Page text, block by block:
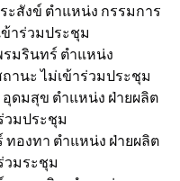
ระสังข์ ตำแหน่ง กรรมการ
าร่วมประชุม
มรินทร์ ตำแหน่ง
านะ ไม่เข้าร่วมประชุม
อุดมสุข ตำแหน่ง ฝ่ายผลิต
วมประชุม
ทองทา ตำแหน่ง ฝ่ายผลิต
วมระชุม